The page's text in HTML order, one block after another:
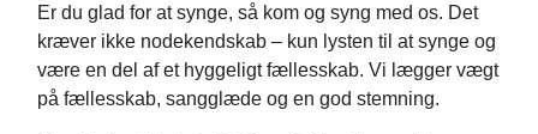
Er du glad for at synge, så kom og syng med os. Det
kræver ikke nodekendskab – kun lysten til at synge og
være en del af et hyggeligt fællesskab. Vi lægger vægt
på fællesskab, sangglæde og en god stemning.